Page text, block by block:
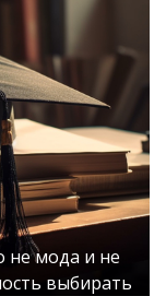
не мода и не
выбирать